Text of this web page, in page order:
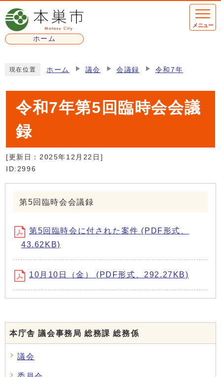
ページの先頭です
ホーム
メニュー
現在位置 ホーム 議会 会議録 令和7年
令和7年第5回臨時会会議
録
[更新日： 2025年12月22日 ]
ID:2996
第5回臨時会会議録
第5回臨時会に付された案件 (PDF形式、
43.62KB)
10月10日（金） (PDF形式、292.27KB)
本庁舎 議会事務局 総務課 総務係
議会